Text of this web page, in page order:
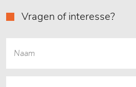
Vragen of interesse?